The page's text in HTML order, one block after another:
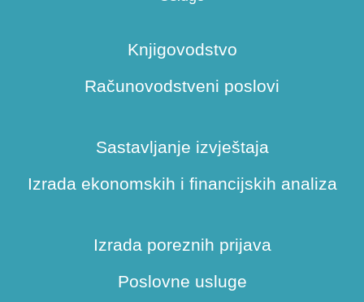
Knjigovodstvo
Računovodstveni poslovi
Sastavljanje izvještaja
Izrada ekonomskih i financijskih analiza
Izrada poreznih prijava
Poslovne usluge